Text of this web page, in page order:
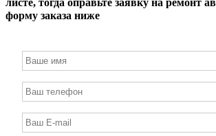
листе, тогда оправьте заявку на ремонт
форму заказа ниже